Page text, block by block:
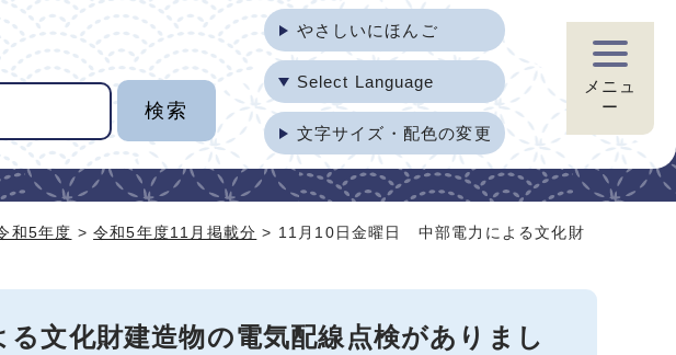
やさしいにほんご
Select Language
文字サイズ・配色の変更
メニュ
ー
和5年度 >令和5年度11月掲載分 > 11月10日金曜日 中部電力による文化財
文化財建造物の電気配線点検がありまし